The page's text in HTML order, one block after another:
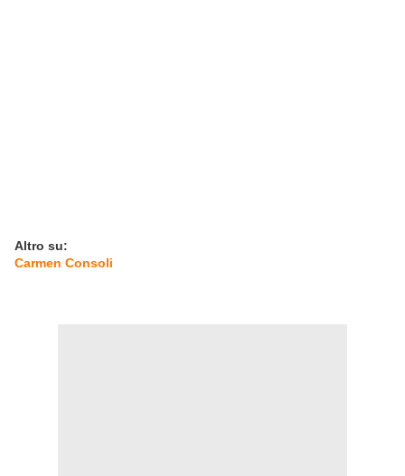
Altro su:
Carmen Consoli